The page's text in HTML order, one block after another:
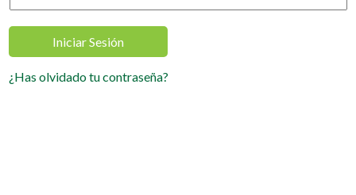
¿Has olvidado tu contraseña?